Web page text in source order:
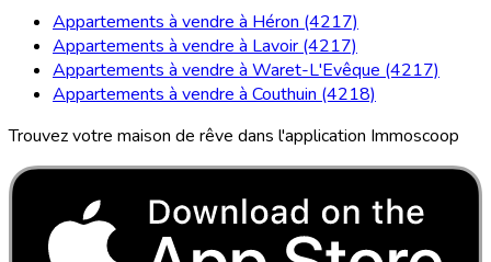
Appartements à vendre à Héron (4217)
Appartements à vendre à Lavoir (4217)
Appartements à vendre à Waret-L'Evêque (4217)
Appartements à vendre à Couthuin (4218)
Trouvez votre maison de rêve dans l'application Immoscoop